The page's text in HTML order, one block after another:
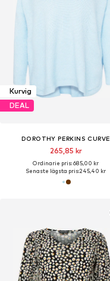
Kurvig
DEAL
DOROTHY PERKINS CURVE
265,85 kr
Ordinarie pris: 685,00 kr
Senaste lägsta pris:245,40 kr